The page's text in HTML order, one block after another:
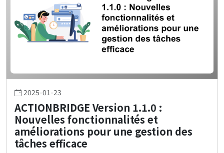
2025-01-23
ACTIONBRIDGE Version 1.1.0 :
Nouvelles fonctionnalités et
améliorations pour une gestion des
tâches efficace